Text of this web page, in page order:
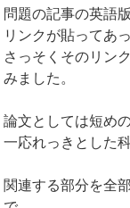
問題の記事の英語
リンクが貼ってあ
さっそくそのリン
みました。
論文としては短め
一応れっきとした
関連する部分を全